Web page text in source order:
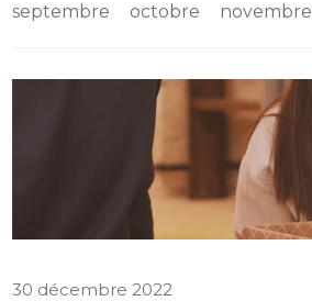
septembre
octobre novembre
30 décembre 2022